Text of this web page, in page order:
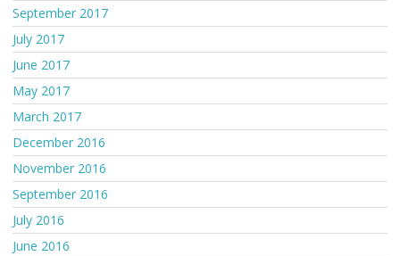
September 2017
July 2017
June 2017
May 2017
March 2017
December 2016
November 2016
September 2016
July 2016
June 2016